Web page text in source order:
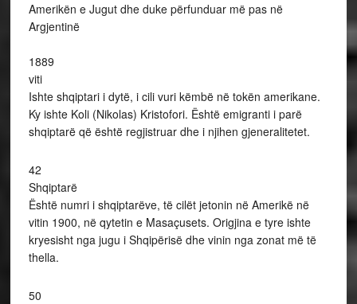
Amerikën e Jugut dhe duke përfunduar më pas në
Argjentinë
1889
viti
Ishte shqiptari i dytë, i cili vuri këmbë në tokën amerikane.
Ky ishte Koli (Nikolas) Kristofori. Është emigranti i parë
shqiptarë që është regjistruar dhe i njihen gjeneralitetet.
42
Shqiptarë
Është numri i shqiptarëve, të cilët jetonin në Amerikë në
vitin 1900, në qytetin e Masaçusets. Origjina e tyre ishte
kryesisht nga jugu i Shqipërisë dhe vinin nga zonat më të
thella.
50